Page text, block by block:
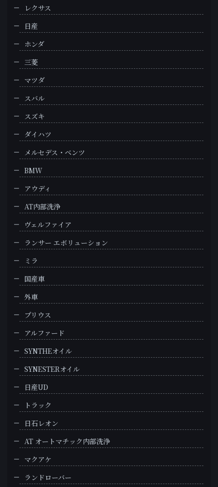
レクサス
日産
ホンダ
三菱
マツダ
スバル
スズキ
ダイハツ
メルセデス・ベンツ
BMW
アウディ
AT内部洗浄
ヴェルファイア
ランサー エボリューション
ミラ
国産車
外車
プリウス
アルファード
SYNTHEオイル
SYNESTERオイル
日産UD
トラック
日石レオン
AT オートマチック内部洗浄
マクアケ
ランドローバー